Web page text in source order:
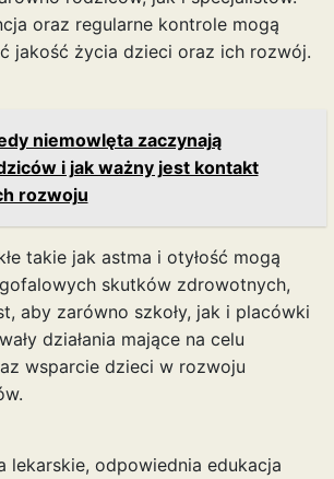
oraz regularne kontrole mogą
jakość życia dzieci oraz ich rozwój.
niemowlęta zaczynają
i jak ważny jest kontakt
rozwoju
takie jak astma i otyłość mogą
skutków zdrowotnych,
aby zarówno szkoły, jak i placówki
działania mające na celu
wsparcie dzieci w rozwoju
lekarskie, odpowiednia edukacja